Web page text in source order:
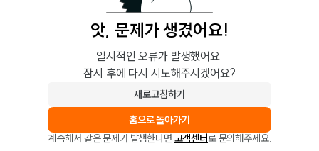
앗, 문제가 생겼어요!
일시적인 오류가 발생했어요.
잠시 후에 다시 시도해주시겠어요?
새로고침하기
홈으로 돌아가기
계속해서 같은 문제가 발생한다면 고객센터로 문의해주세요.